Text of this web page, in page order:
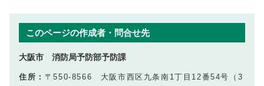
このページの作成者・問合せ先
大阪市 消防局予防部予防課
住所： 〒550-8566 大阪市西区九条南1丁目12番54号（3